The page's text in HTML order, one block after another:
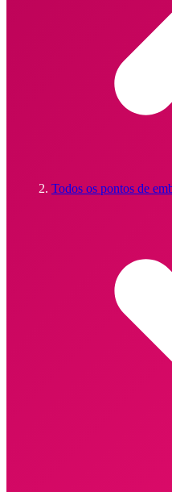
Todos os pontos de